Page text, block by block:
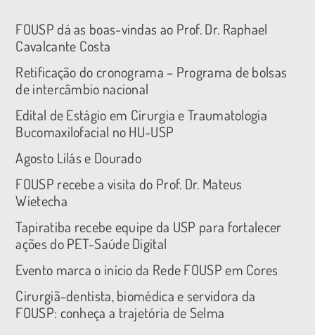
FOUSP dá as boas-vindas ao Prof. Dr. Raphael
Cavalcante Costa
Retificação do cronograma – Programa de bolsas
de intercâmbio nacional
Edital de Estágio em Cirurgia e Traumatologia
Bucomaxilofacial no HU-USP
Agosto Lilás e Dourado
FOUSP recebe a visita do Prof. Dr. Mateus
Wietecha
Tapiratiba recebe equipe da USP para fortalecer
ações do PET-Saúde Digital
Evento marca o início da Rede FOUSP em Cores
Cirurgiã-dentista, biomédica e servidora da
FOUSP: conheça a trajetória de Selma